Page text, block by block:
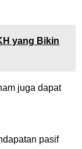
yang Bikin
juga dapat
pasif